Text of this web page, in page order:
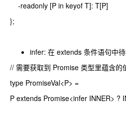
-readonly [P in keyof T]: T[P]
};
infer: 在 extends 条件语句中
// 需要获取到 Promise 类型里蕴含的
type PromiseVal<P> =
P extends Promise<infer INNER> ?